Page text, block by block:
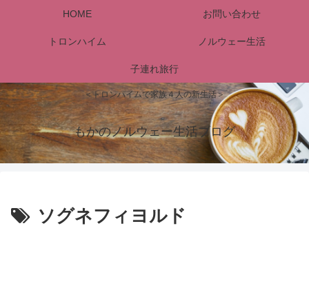
＜トロンハイムで家族４人の新生活＞
もかのノルウェー生活ブログ
HOME お問い合わせ
トロンハイム ノルウェー生活
子連れ旅行
ソグネフィヨルド